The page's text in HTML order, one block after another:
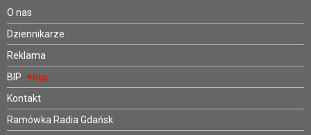
O nas
Dziennikarze
Reklama
BIP
Kontakt
Ramówka Radia Gdańsk